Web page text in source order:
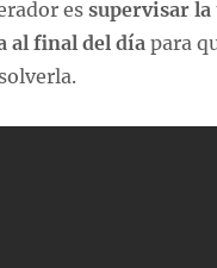
essupervisar
al final del día para